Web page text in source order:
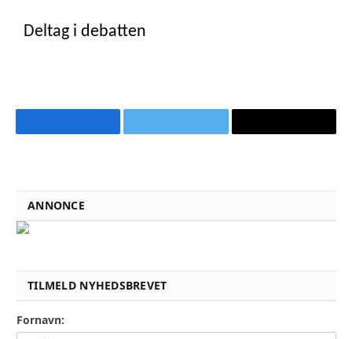
Deltag i debatten
Facebook Twitter Email
ANNONCE
TILMELD NYHEDSBREVET
Fornavn: